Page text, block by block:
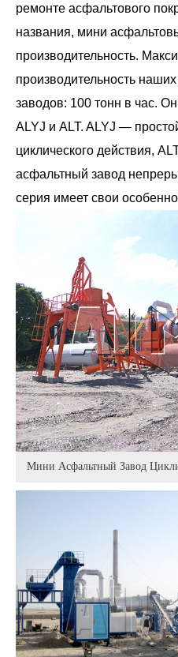
ремонте асфальтового
названия, мини
производительность.
производительность
заводов: 100 тонн в час.
ALYJ и ALT. ALYJ —
циклического действия,
асфальтный завод
серия имеет свои
Мини Асфальтный Завод